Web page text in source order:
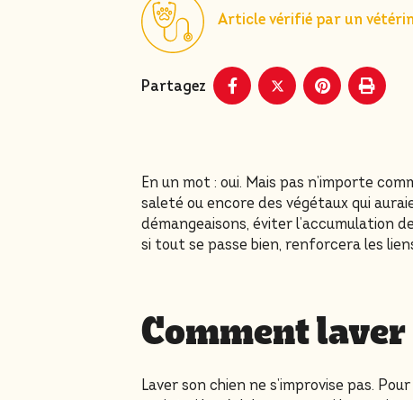
Article vérifié par un
Partagez
En un mot : oui. Mais pas n’importe
saleté ou encore des végétaux qui
démangeaisons, éviter l’accumulation
si tout se passe bien, renforcera les
Comment
Laver son chien ne s’improvise pas.